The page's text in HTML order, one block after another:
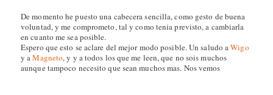
De momento he puesto una cabecera sencilla, como gesto de buena
voluntad, y me comprometo, tal y como tenia previsto, a cambiarla
en cuanto me sea posible.
Espero que esto se aclare del mejor modo posible. Un saludo aWigo
y aMagneto, y y a todos los que me leen, que no sois muchos
aunque tampoco necesito que sean muchos mas. Nos vemos